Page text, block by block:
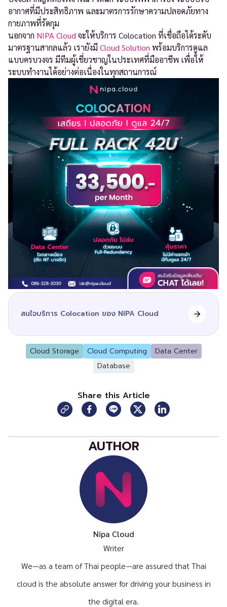
อากาศที่มีประสิทธิภาพ และมาตรการรักษาความปลอดภัยทาง
กายภาพที่รัดกุม
นอกจาก NIPA Cloud จะให้บริการ Colocation ที่เชื่อถือได้ระดับ
มาตรฐานสากลแล้ว เรายังมี Cloud Solution พร้อมบริการดูแล
แบบครบวงจร มีทีมผู้เชี่ยวชาญในประเทศที่มืออาชีพ เพื่อให้
ระบบทำงานได้อย่างต่อเนื่องในทุกสถานการณ์
สนใจบริการ Colocation ของ NIPA Cloud
Cloud Storage Cloud Computing
Data Center
Database
Share this Article
AUTHOR
Nipa Cloud
Writer
We—as a team of Thai people—are assured that Thai
cloud is the absolute answer for driving your business in
the digital era.